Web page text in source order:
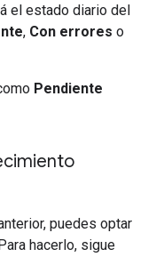
el estado diario del
, Con errores o
Pendiente
puedes optar
hacerlo, sigue